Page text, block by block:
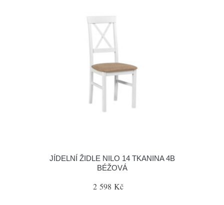
JÍDELNÍ ŽIDLE NILO 14 TKANINA 4B
BÉŽOVÁ
2 598 Kč